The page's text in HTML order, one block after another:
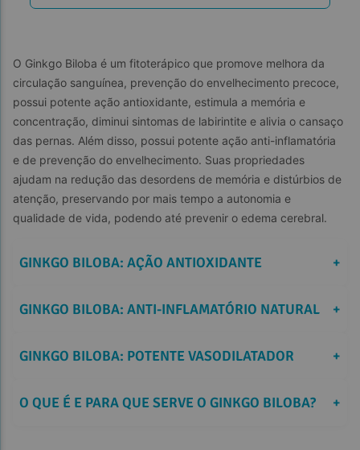
O Ginkgo Biloba é um fitoterápico que promove melhora da
circulação sanguínea, prevenção do envelhecimento precoce,
possui potente ação antioxidante, estimula a memória e
concentração, diminui sintomas de labirintite e alivia o cansaço
das pernas. Além disso, possui potente ação anti-inflamatória
e de prevenção do envelhecimento. Suas propriedades
ajudam na redução das desordens de memória e distúrbios de
atenção, preservando por mais tempo a autonomia e
qualidade de vida, podendo até prevenir o edema cerebral.
GINKGO BILOBA: AÇÃO ANTIOXIDANTE +
GINKGO BILOBA: ANTI-INFLAMATÓRIO NATURAL +
GINKGO BILOBA: POTENTE VASODILATADOR +
O QUE É E PARA QUE SERVE O GINKGO BILOBA? +